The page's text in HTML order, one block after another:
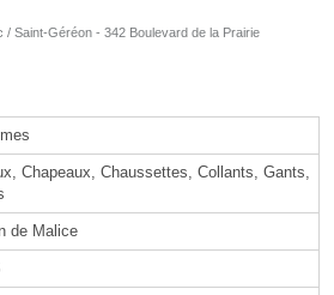
Saint-Géréon - 342 Boulevard de la Prairie
Chapeaux, Chaussettes, Collants, Gants,
de Malice